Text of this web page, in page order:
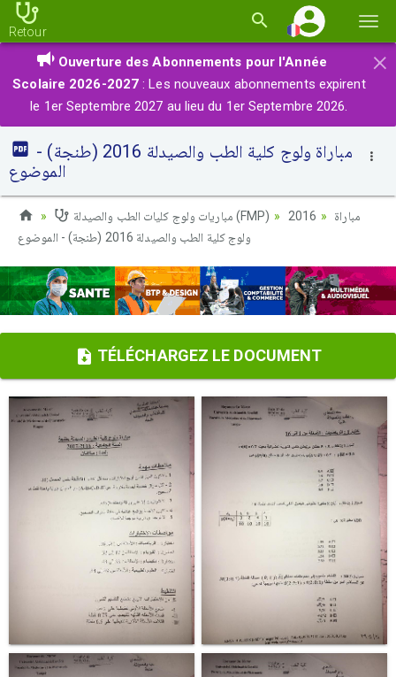
la
Retour
×
Ouverture des Abonnements pour l'Année
Scolaire 2026-2027 : Les nouveaux abonnements expirent
le 1er Septembre 2027 au lieu du 1er Septembre 2026.
الموضوع
مباريات ولوج كليات الطب والصيدلة (FMP) 2016
مباراة
ولوج كلية الطب والصيدلة 2016 (طنجة) - الموضوع
TÉLÉCHARGEZ LE DOCUMENT